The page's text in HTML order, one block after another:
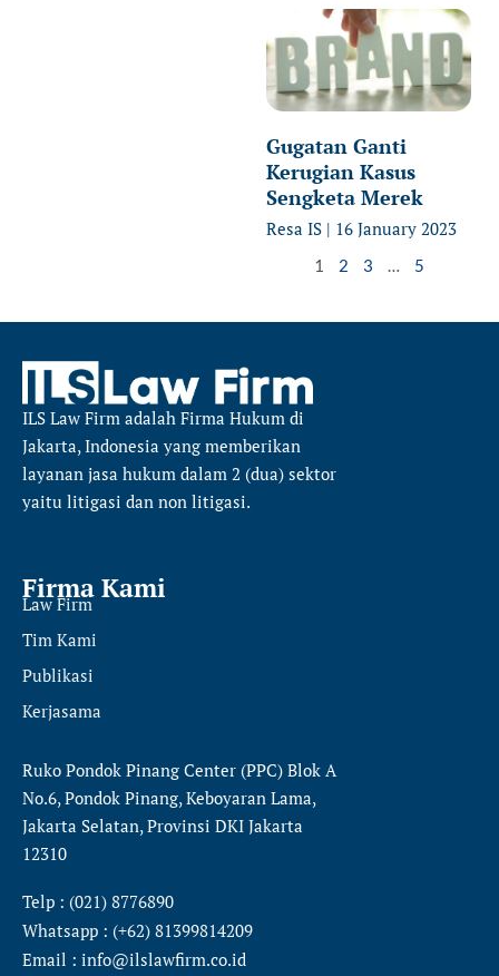
Gugatan Ganti
Kerugian Kasus
Sengketa Merek
Resa IS 16 January 2023
1 2 3 5
ILS Law Firm adalah Firma Hukum di
Jakarta, Indonesia yang memberikan
layanan jasa hukum dalam 2 (dua) sektor
yaitu litigasi dan non litigasi.
Firma Kami
Law Firm
Tim Kami
Publikasi
Kerjasama
Ruko Pondok Pinang Center (PPC) Blok A
No.6, Pondok Pinang, Keboyaran Lama,
Jakarta Selatan, Provinsi DKI Jakarta
12310
Telp : (021) 8776890
Whatsapp : (+62) 81399814209
Email : info@ilslawfirm.co.id